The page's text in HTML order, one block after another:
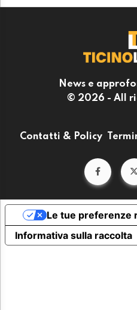
News e
© 2026 - All
Contatti & Policy
Informativa sulla raccolta
Le tue preferenze